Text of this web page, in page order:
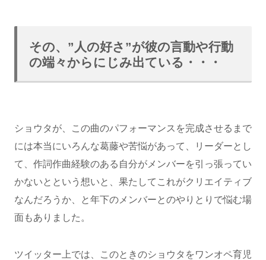
その、”人の好さ”が彼の言動や行動
の端々からにじみ出ている・・・
ショウタが、この曲のパフォーマンスを完成させるまで
には本当にいろんな葛藤や苦悩があって、リーダーとし
て、作詞作曲経験のある自分がメンバーを引っ張ってい
かないとという想いと、果たしてこれがクリエイティブ
なんだろうか、と年下のメンバーとのやりとりで悩む場
面もありました。
ツイッター上では、このときのショウタをワンオペ育児